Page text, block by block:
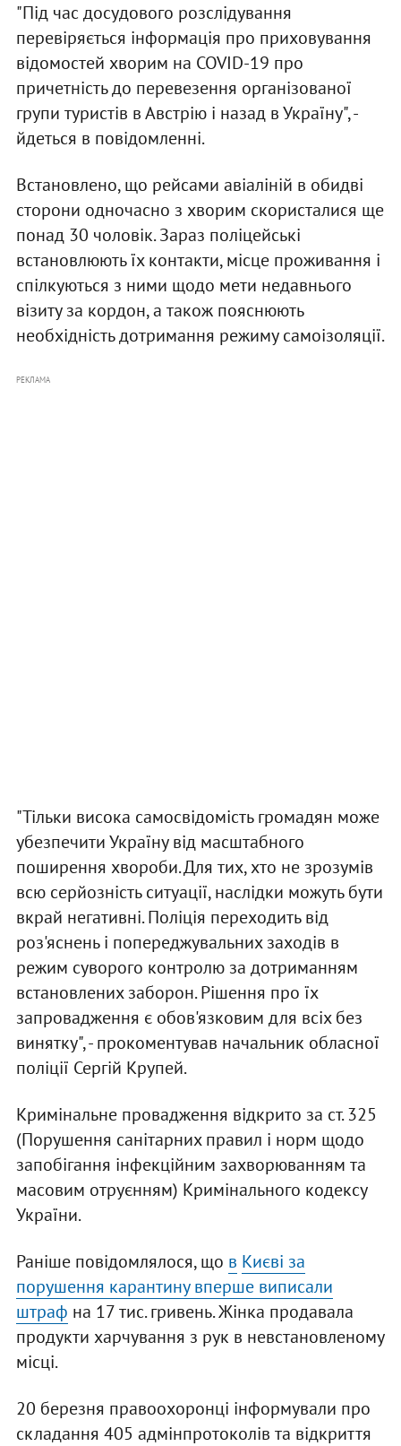
"Під час досудового розслідування
перевіряється інформація про приховування
відомостей хворим на COVID-19 про
причетність до перевезення організованої
групи туристів в Австрію і назад в Україну", -
йдеться в повідомленні.
Встановлено, що рейсами авіаліній в обидві
сторони одночасно з хворим скористалися ще
понад 30 чоловік. Зараз поліцейські
встановлюють їх контакти, місце проживання і
спілкуються з ними щодо мети недавнього
візиту за кордон, а також пояснюють
необхідність дотримання режиму самоізоляції.
РЕКЛАМА
"Тільки висока самосвідомість громадян може
убезпечити Україну від масштабного
поширення хвороби. Для тих, хто не зрозумів
всю серйозність ситуації, наслідки можуть бути
вкрай негативні. Поліція переходить від
роз'яснень і попереджувальних заходів в
режим суворого контролю за дотриманням
встановлених заборон. Рішення про їх
запровадження є обов'язковим для всіх без
винятку", - прокоментував начальник обласної
поліції Сергій Крупей.
Кримінальне провадження відкрито за ст. 325
(Порушення санітарних правил і норм щодо
запобігання інфекційним захворюванням та
масовим отруєнням) Кримінального кодексу
України.
Раніше повідомлялося, що в Києві за
порушення карантину вперше виписали
штраф на 17 тис. гривень. Жінка продавала
продукти харчування з рук в невстановленому
місці.
20 березня правоохоронці інформували про
складання 405 адмінпротоколів та відкриття